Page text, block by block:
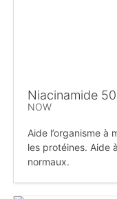
Niacinamide
NOW
Aide l’organisme à
les protéines. Aide
normaux.